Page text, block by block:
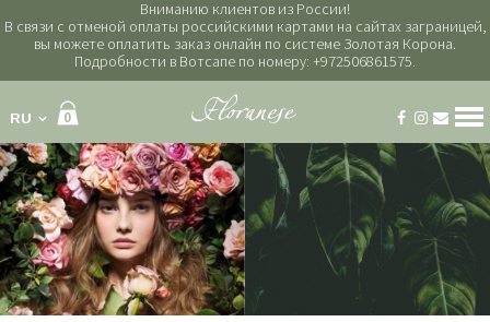
Вниманию клиентов из России!
В связи с отменой оплаты российскими картами на сайтах заграницей,
вы можете оплатить заказ онлайн по системе Золотая Корона.
Подробности в Вотсапе по номеру: +972506861575.
RU 0
Категории
букеты
букет невесты
венки на голову
горшечные растения
композиции